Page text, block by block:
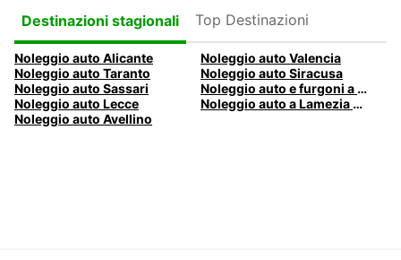
Destinazioni stagionali
Top Destinazioni
Noleggio auto Alicante
Noleggio auto Valencia
Noleggio auto Taranto
Noleggio auto Siracusa
Noleggio auto Sassari
Noleggio auto e furgoni a Pescara
Noleggio auto Lecce
Noleggio auto a Lamezia Terme, Italia
Noleggio auto Avellino